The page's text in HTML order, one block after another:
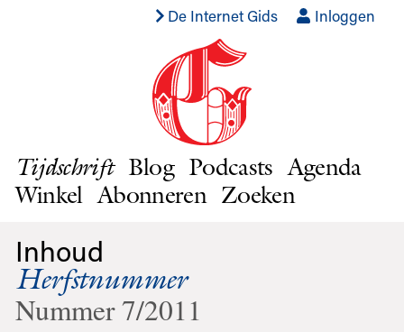
De Internet Gids Inloggen
Tijdschrift Blog Podcasts Agenda
Winkel Abonneren Zoeken
Inhoud
Herfstnummer
Nummer 7/2011